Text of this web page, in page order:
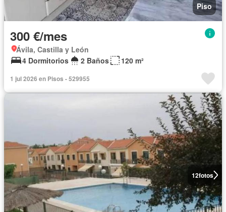
Piso
300 €/mes
Ávila, Castilla y León
4 Dormitorios
2 Baños 120 m²
1 jul 2026 en Pisos - 529955
12fotos